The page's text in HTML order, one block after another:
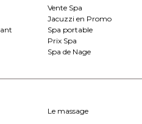
Vente Spa
Jacuzzi en Promo
Spa portable
Prix Spa
Spa de Nage
Le massage